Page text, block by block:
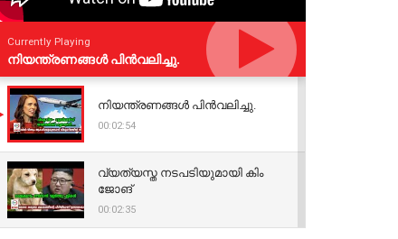
Currently Playing
നിയന്ത്രണങ്ങള്‍ പിന്‍വലിച്ചു.
നിയന്ത്രണങ്ങള്‍ പിന്‍വലിച്ചു.
00:02:54
വ്യത്യസ്ത നടപടിയുമായി കിം
ജോങ്
00:02:35